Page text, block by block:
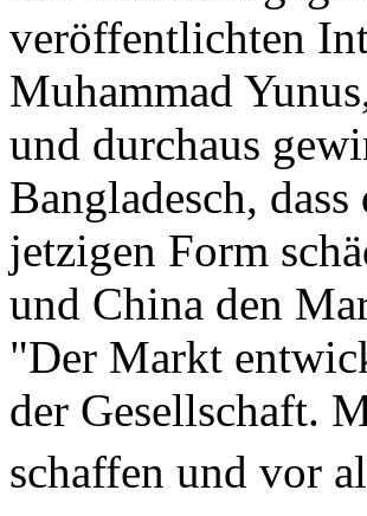
veröffentlichten
Muhammad
und durchaus
Bangladesch,
jetzigen Form
und China den
"Der Markt
der Gesellschaft.
schaffen und vor